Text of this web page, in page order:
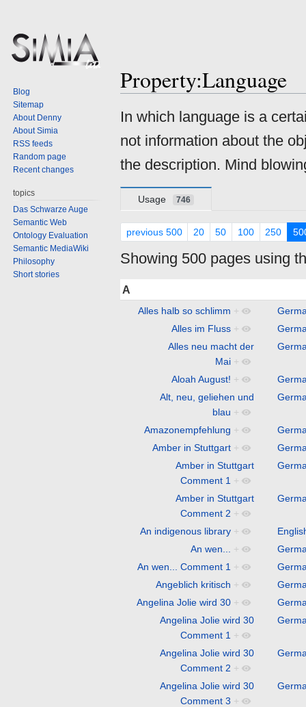
Property:Language
Jump
navigation
Jump
search
In which language is a
not information about the
the description. Mind
Usage 746
previous 500 20 50 100 250
Showing 500 pages using
A
Alles halb so schlimm +
Alles im Fluss +
Alles neu macht der
Mai +
Aloah August! +
Alt, neu, geliehen und
blau +
Amazonempfehlung +
Amber in Stuttgart +
Amber in Stuttgart
Comment 1 +
Amber in Stuttgart
Comment 2 +
An indigenous library +
An wen...
+
An wen... Comment 1 +
Angeblich kritisch +
Angelina Jolie wird 30 +
Angelina Jolie wird 30
Comment 1 +
Angelina Jolie wird 30
Comment 2 +
Angelina Jolie wird 30
Comment 3 +
Blog
Sitemap
About Denny
About Simia
RSS feeds
Random page
Recent changes
topics
Das Schwarze Auge
Semantic Web
Ontology Evaluation
Semantic MediaWiki
Philosophy
Short stories